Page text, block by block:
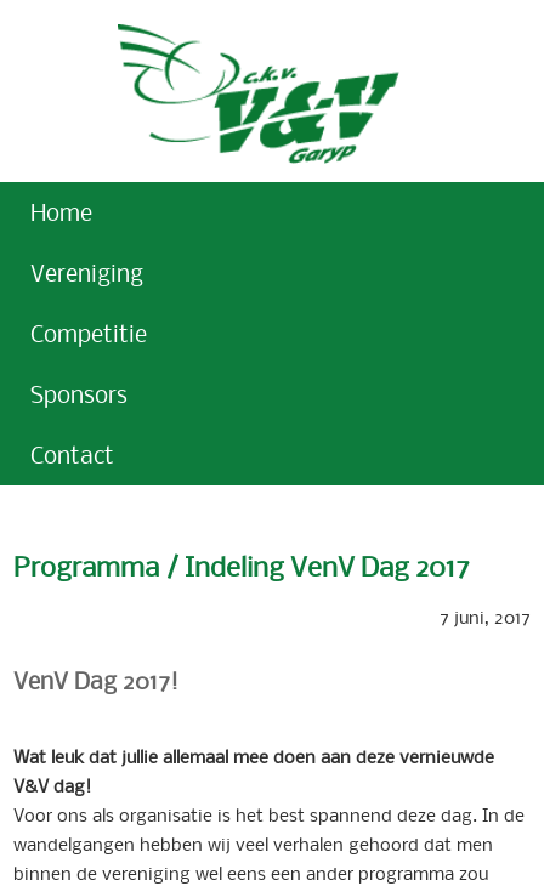
Home
Vereniging
Competitie
Sponsors
Contact
Programma / Indeling VenV Dag 2017
7 juni, 2017
VenV Dag 2017!
Wat leuk dat jullie allemaal mee doen aan deze vernieuwde
V&V dag!
Voor ons als organisatie is het best spannend deze dag. In de
wandelgangen hebben wij veel verhalen gehoord dat men
binnen de vereniging wel eens een ander programma zou